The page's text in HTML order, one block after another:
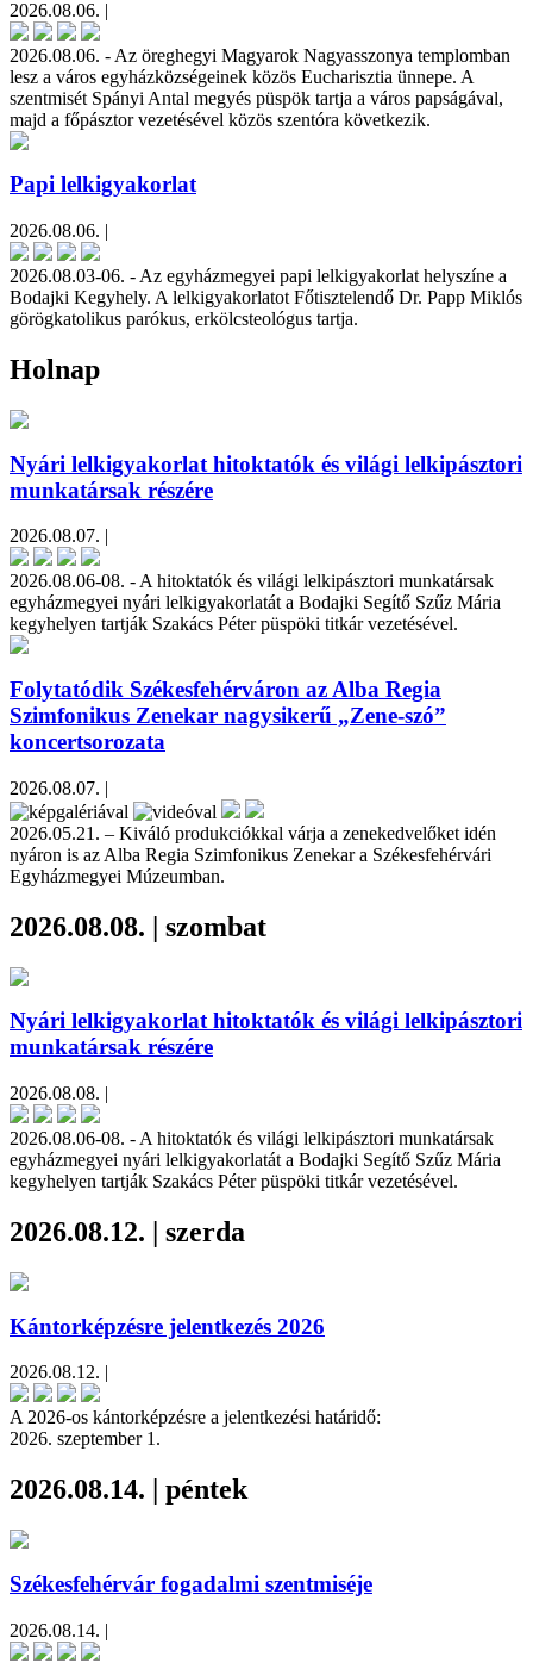
2026.08.06. |
2026.08.06. - Az öreghegyi Magyarok Nagyasszonya templomban
lesz a város egyházközségeinek közös Eucharisztia ünnepe. A
szentmisét Spányi Antal megyés püspök tartja a város papságával,
majd a főpásztor vezetésével közös szentóra következik.
Papi lelkigyakorlat
2026.08.06. |
2026.08.03-06. - Az egyházmegyei papi lelkigyakorlat helyszíne a
Bodajki Kegyhely. A lelkigyakorlatot Főtisztelendő Dr. Papp Miklós
görögkatolikus parókus, erkölcsteológus tartja.
Holnap
Nyári lelkigyakorlat hitoktatók és világi lelkipásztori
munkatársak részére
2026.08.07. |
2026.08.06-08. - A hitoktatók és világi lelkipásztori munkatársak
egyházmegyei nyári lelkigyakorlatát a Bodajki Segítő Szűz Mária
kegyhelyen tartják Szakács Péter püspöki titkár vezetésével.
Folytatódik Székesfehérváron az Alba Regia
Szimfonikus Zenekar nagysikerű „Zene-szó”
koncertsorozata
2026.08.07. |
2026.05.21. – Kiváló produkciókkal várja a zenekedvelőket idén
nyáron is az Alba Regia Szimfonikus Zenekar a Székesfehérvári
Egyházmegyei Múzeumban.
2026.08.08. | szombat
Nyári lelkigyakorlat hitoktatók és világi lelkipásztori
munkatársak részére
2026.08.08. |
2026.08.06-08. - A hitoktatók és világi lelkipásztori munkatársak
egyházmegyei nyári lelkigyakorlatát a Bodajki Segítő Szűz Mária
kegyhelyen tartják Szakács Péter püspöki titkár vezetésével.
2026.08.12. | szerda
Kántorképzésre jelentkezés 2026
2026.08.12. |
A 2026-os kántorképzésre a jelentkezési határidő:
2026. szeptember 1.
2026.08.14. | péntek
Székesfehérvár fogadalmi szentmiséje
2026.08.14. |